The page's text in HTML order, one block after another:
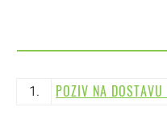
1. POZIV NA DOSTAVU